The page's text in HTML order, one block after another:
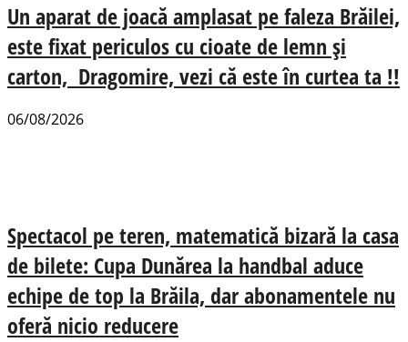
Un aparat de joacă amplasat pe faleza Brăilei,
este fixat periculos cu cioate de lemn și
carton, Dragomire, vezi că este în curtea ta !!
06/08/2026
Spectacol pe teren, matematică bizară la casa
de bilete: Cupa Dunărea la handbal aduce
echipe de top la Brăila, dar abonamentele nu
oferă nicio reducere